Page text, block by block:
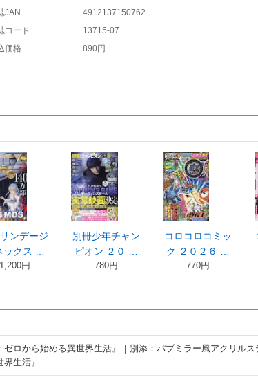
JAN
4912137150762
コード
13715-07
価格
890円
ンデージ
ックス …
1,200円
別冊少年チャン
ピオン ２０ …
780円
コロコロコミッ
ク ２０２６ …
770円
ゼロから始める異世界生活』｜別添：パブミラー風アクリル
生活』